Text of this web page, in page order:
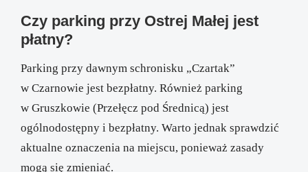
Czy parking przy Ostrej Małej jest
płatny?
Parking przy dawnym schronisku „Czartak”
w Czarnowie jest bezpłatny. Również parking
w Gruszkowie (Przełęcz pod Średnicą) jest
ogólnodostępny i bezpłatny. Warto jednak sprawdzić
aktualne oznaczenia na miejscu, ponieważ zasady
mogą się zmieniać.